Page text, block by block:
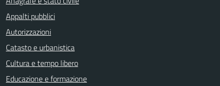
Appalti pubblici
Autorizzazioni
Catasto e urbanistica
Cultura e tempo libero
Educazione e formazione